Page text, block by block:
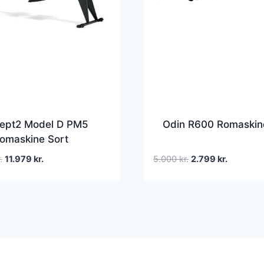
Model D PM5
Sort
Den
11.979 kr.Den
Odin R600
5.000kr. Den
2.799 kr.Den